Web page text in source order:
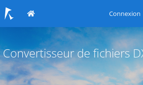
Connexion
Convertisseur de fichiers